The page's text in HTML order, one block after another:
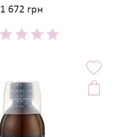
1 672 грн